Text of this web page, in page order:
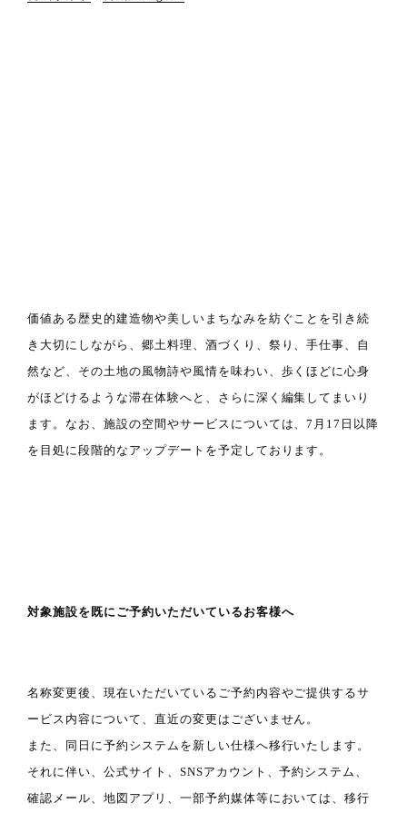
価値ある歴史的建造物や美しいまちなみを紡ぐことを引き続
き大切にしながら、郷土料理、酒づくり、祭り、手仕事、自
然など、その土地の風物詩や風情を味わい、歩くほどに心身
がほどけるような滞在体験へと、さらに深く編集してまいり
ます。なお、施設の空間やサービスについては、7月17日以降
を目処に段階的なアップデートを予定しております。
対象施設を既にご予約いただいているお客様へ
名称変更後、現在いただいているご予約内容やご提供するサ
ービス内容について、直近の変更はございません。
また、同日に予約システムを新しい仕様へ移行いたします。
それに伴い、公式サイト、SNSアカウント、予約システム、
確認メール、地図アプリ、一部予約媒体等においては、移行